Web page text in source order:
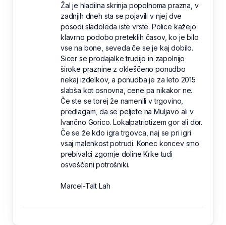
Žal je hladilna skrinja popolnoma prazna, v
zadnjih dneh sta se pojavili v njej dve
posodi sladoleda iste vrste. Police kažejo
klavrno podobo preteklih časov, ko je bilo
vse na bone, seveda če se je kaj dobilo.
Sicer se prodajalke trudijo in zapolnijo
široke praznine z okleščeno ponudbo
nekaj izdelkov, a ponudba je za leto 2015
slabša kot osnovna, cene pa nikakor ne.
Če ste se torej že namenili v trgovino,
predlagam, da se peljete na Muljavo ali v
Ivančno Gorico. Lokalpatriotizem gor ali dor.
Če se že kdo igra trgovca, naj se pri igri
vsaj malenkost potrudi. Konec koncev smo
prebivalci zgornje doline Krke tudi
osveščeni potrošniki.
Marcel-Talt Lah